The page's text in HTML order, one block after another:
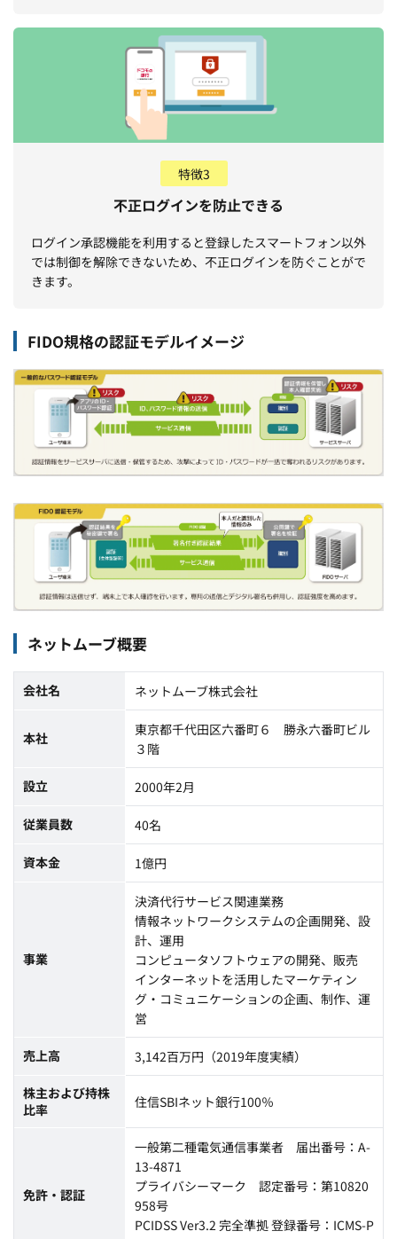
特徴3
不正ログインを防止できる
ログイン承認機能を利用すると登録したスマートフォン以外
では制御を解除できないため、不正ログインを防ぐことがで
きます。
FIDO規格の認証モデルイメージ
ネットムーブ概要
会社名 ネットムーブ株式会社
本社
東京都千代田区六番町６ 勝永六番町ビル
３階
設立 2000年2月
従業員数 40名
資本金 1億円
事業
決済代行サービス関連業務
情報ネットワークシステムの企画開発、設
計、運用
コンピュータソフトウェアの開発、販売
インターネットを活用したマーケティン
グ・コミュニケーションの企画、制作、運
営
売上高 3,142百万円（2019年度実績）
株主および持株
比率
住信SBIネット銀行100％
免許・認証
一般第二種電気通信事業者 届出番号：A-
13-4871
プライバシーマーク 認定番号：第10820
958号
PCIDSS Ver3.2 完全準拠 登録番号：ICMS-P